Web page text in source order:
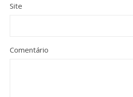
Site
Comentário